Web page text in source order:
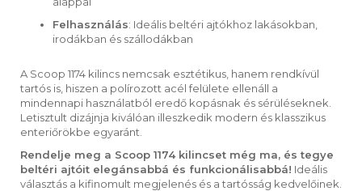
Felhasználás: Ideális beltéri ajtókhoz lakásokban,
irodákban és szállodákban
A Scoop 1174 kilincs nemcsak esztétikus, hanem rendkívül
tartós is, hiszen a polírozott acél felülete ellenáll a
mindennapi használatból eredő kopásnak és sérüléseknek.
Letisztult dizájnja kiválóan illeszkedik modern és klasszikus
enteriőrökbe egyaránt.
Rendelje meg a Scoop 1174 kilincset még ma, és tegye
beltéri ajtóit elegánsabbá és funkcionálisabbá! Ideális
választás a kifinomult megjelenés és a tartósság kedvelőinek.